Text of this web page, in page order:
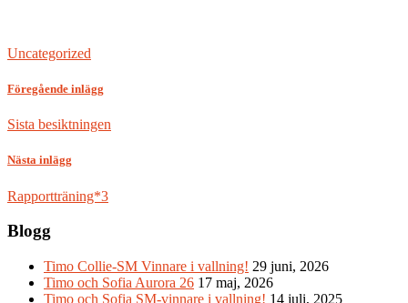
Uncategorized
Föregående inlägg
Sista besiktningen
Nästa inlägg
Rapportträning*3
Blogg
Timo Collie-SM Vinnare i vallning! 29 juni, 2026
Timo och Sofia Aurora 26 17 maj, 2026
Timo och Sofia SM-vinnare i vallning! 14 juli, 2025